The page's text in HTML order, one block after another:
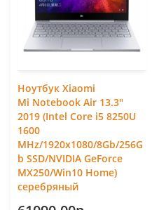
Ноутбук Xiaomi
Mi Notebook Air 13.3"
2019 (Intel Core i5 8250U
1600
MHz/1920x1080/8Gb/256G
b SSD/NVIDIA GeForce
MX250/Win10 Home)
серебряный